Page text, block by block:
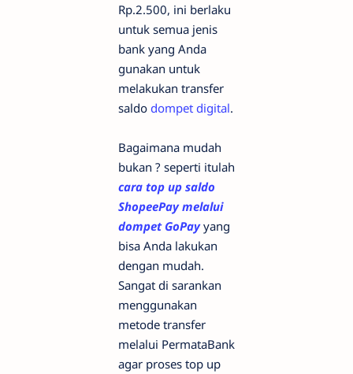
Rp.2.500, ini berlaku
untuk semua jenis
bank yang Anda
gunakan untuk
melakukan transfer
saldo dompet digital.
Bagaimana mudah
bukan ? seperti itulah
cara top up saldo
ShopeePay melalui
dompet GoPayyang
bisa Anda lakukan
dengan mudah.
Sangat di sarankan
menggunakan
metode transfer
melalui PermataBank
agar proses top up